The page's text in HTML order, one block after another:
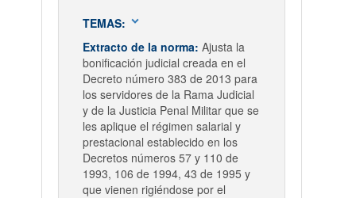
TEMAS: expand_more
Extracto de la norma: Ajusta la
bonificación judicial creada en el
Decreto número 383 de 2013 para
los servidores de la Rama Judicial
y de la Justicia Penal Militar que se
les aplique el régimen salarial y
prestacional establecido en los
Decretos números 57 y 110 de
1993, 106 de 1994, 43 de 1995 y
que vienen rigiéndose por el